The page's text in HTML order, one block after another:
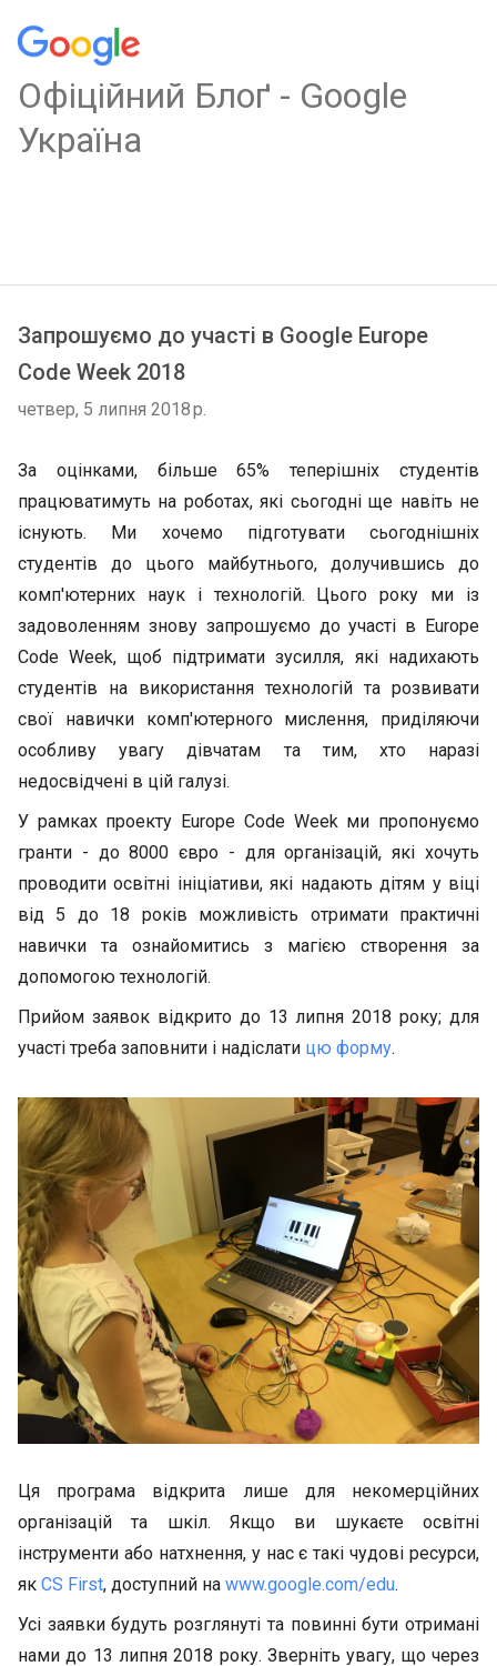
Oфіційний Блоґ - Google
Україна
Запрошуємо до участі в Google Europe
Code Week 2018
четвер, 5 липня 2018 р.
За оцінками, більше 65% теперішніх студентів
працюватимуть на роботах, які сьогодні ще навіть не
існують. Ми хочемо підготувати сьогоднішніх
студентів до цього майбутнього, долучившись до
комп'ютерних наук і технологій. Цього року ми із
задоволенням знову запрошуємо до участі в Europe
Code Week, щоб підтримати зусилля, які надихають
студентів на використання технологій та розвивати
свої навички комп'ютерного мислення, приділяючи
особливу увагу дівчатам та тим, хто наразі
недосвідчені в цій галузі.
У рамках проекту Europe Code Week ми пропонуємо
гранти - до 8000 євро - для організацій, які хочуть
проводити освітні ініціативи, які надають дітям у віці
від 5 до 18 років можливість отримати практичні
навички та ознайомитись з магією створення за
допомогою технологій.
Прийом заявок відкрито до 13 липня 2018 року; для
участі треба заповнити і надіслати цю форму.
Ця програма відкрита лише для некомерційних
організацій та шкіл. Якщо ви шукаєте освітні
інструменти або натхнення, у нас є такі чудові ресурси,
як CS First, доступний на www.google.com/edu.
Усі заявки будуть розглянуті та повинні бути отримані
нами до 13 липня 2018 року. Зверніть увагу, що через